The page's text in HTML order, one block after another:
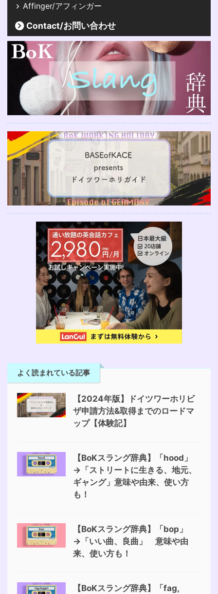
Affinger/アフィンガー
Contact/お問い合わせ
よく読まれている記事
【2024年版】ドイツワーホリビ
ザ申請方法&取得までのロードマ
ップ【体験記】
【BoKスラング辞典】「hood」
→「ストリートに生きる、地元、
ギャング」意味や由来、使い方
も！
【BoKスラング辞典】「bop」
→「いい曲、良曲」 意味や由
来、使い方も！
【BoKスラング辞典】「fag,